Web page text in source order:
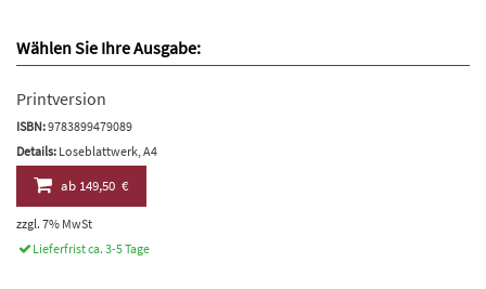
Wählen Sie Ihre Ausgabe:
Printversion
ISBN:9783899479089
Details: Loseblattwerk, A4
ab149,50 €
zzgl. 7% MwSt
Lieferfrist ca. 3-5 Tage